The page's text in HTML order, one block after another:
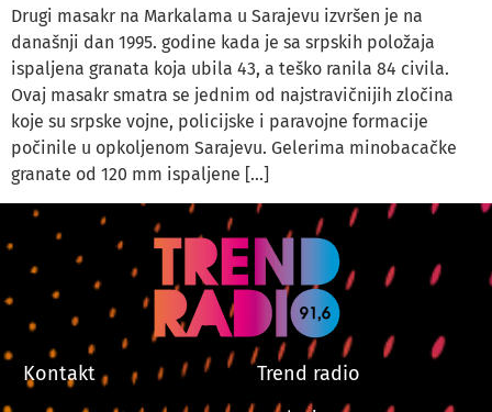
Drugi masakr na Markalama u Sarajevu izvršen je na
današnji dan 1995. godine kada je sa srpskih položaja
ispaljena granata koja ubila 43, a teško ranila 84 civila.
Ovaj masakr smatra se jednim od najstravičnijih zločina
koje su srpske vojne, policijske i paravojne formacije
počinile u opkoljenom Sarajevu. Gelerima minobacačke
granate od 120 mm ispaljene […]
Kontakt Trend radio